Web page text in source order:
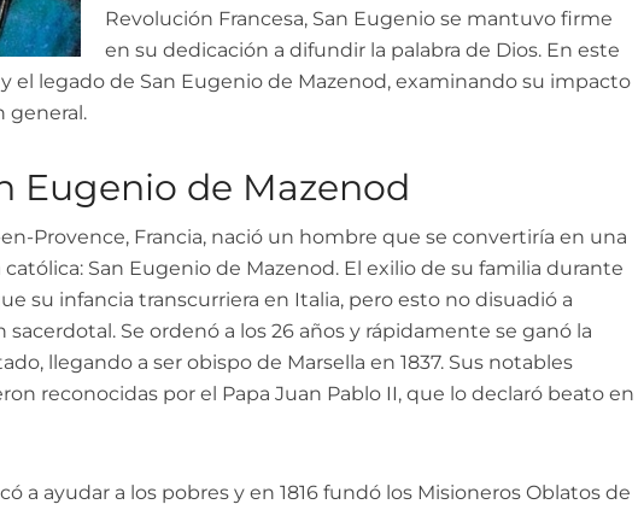
Revolución Francesa, San Eugenio se mantuvo firme
en su dedicación a difundir la palabra de Dios. En este
el legado de San Eugenio de Mazenod, examinando su impacto
general.
Eugenio de Mazenod
en-Provence, Francia, nació un hombre que se convertiría en una
San Eugenio de Mazenod. El exilio de su familia durante
su infancia transcurriera en Italia, pero esto no disuadió a
Se ordenó a los 26 años y rápidamente se ganó la
llegando a ser obispo de Marsella en 1837. Sus notables
reconocidas por el Papa Juan Pablo II, que lo declaró beato en
a ayudar a los pobres y en 1816 fundó los Misioneros Oblatos de